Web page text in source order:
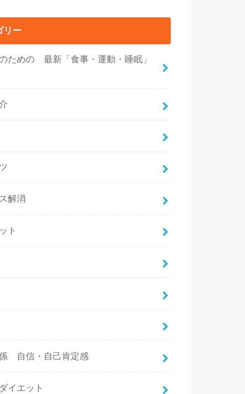
リー
ための 最新「食事・運動・睡眠」
解消
ト
自信・自己肯定感
イエット